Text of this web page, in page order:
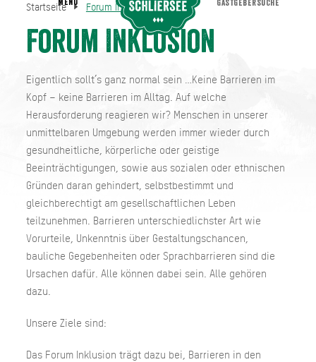
Startseite Forum Inklusion
Forum Inklusion
Eigentlich sollt’s ganz normal sein …Keine Barrieren im
Kopf – keine Barrieren im Alltag. Auf welche
Herausforderung reagieren wir? Menschen in unserer
unmittelbaren Umgebung werden immer wieder durch
gesundheitliche, körperliche oder geistige
Beeinträchtigungen, sowie aus sozialen oder ethnischen
Gründen daran gehindert, selbstbestimmt und
gleichberechtigt am gesellschaftlichen Leben
teilzunehmen. Barrieren unterschiedlichster Art wie
Vorurteile, Unkenntnis über Gestaltungschancen,
bauliche Gegebenheiten oder Sprachbarrieren sind die
Ursachen dafür. Alle können dabei sein. Alle gehören
dazu.
Unsere Ziele sind:
Das Forum Inklusion trägt dazu bei, Barrieren in den
Startseite Forum Inklusion
MENU GASTGEBERSUCHE